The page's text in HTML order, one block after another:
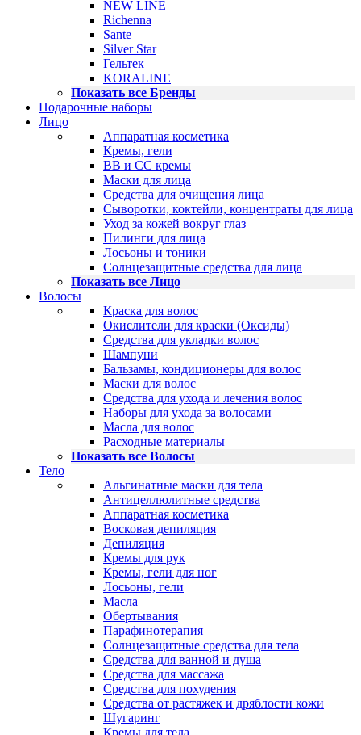
NEW LINE
Richenna
Sante
Silver Star
Гельтек
KORALINE
Показать все Бренды
Подарочные наборы
Лицо
Аппаратная косметика
Кремы, гели
BB и CC кремы
Маски для лица
Средства для очищения лица
Сыворотки, коктейли, концентраты для лица
Уход за кожей вокруг глаз
Пилинги для лица
Лосьоны и тоники
Солнцезащитные средства для лица
Показать все Лицо
Волосы
Краска для волос
Окислители для краски (Оксиды)
Средства для укладки волос
Шампуни
Бальзамы, кондиционеры для волос
Маски для волос
Средства для ухода и лечения волос
Наборы для ухода за волосами
Масла для волос
Расходные материалы
Показать все Волосы
Тело
Альгинатные маски для тела
Антицеллюлитные средства
Аппаратная косметика
Восковая депиляция
Депиляция
Кремы для рук
Кремы, гели для ног
Лосьоны, гели
Масла
Обертывания
Парафинотерапия
Солнцезащитные средства для тела
Средства для ванной и душа
Средства для массажа
Средства для похудения
Средства от растяжек и дряблости кожи
Шугаринг